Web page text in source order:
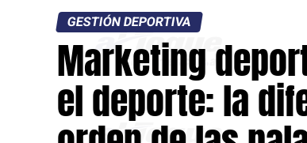
GESTIÓN DEPORTIVA
Marketing
el deporte: la